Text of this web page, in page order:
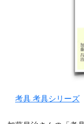
考具 考具シリーズ